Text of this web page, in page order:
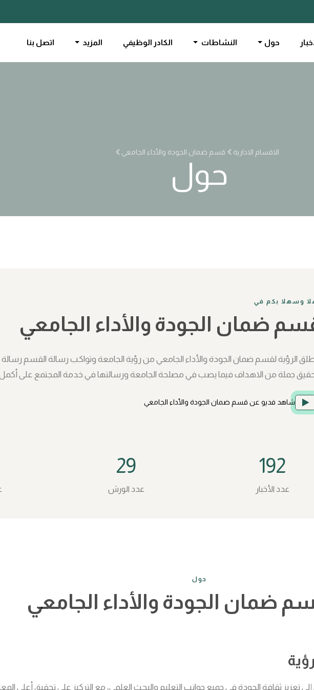
حول النشاطات الكادر الوظيفي المزيد اتصل بنا
الاقسام الادارية قسم ضمان الجودة والأداء الجامعي
حول
وسهلا بكم في
ضمان الجودة والأداء الجامعي
الرؤية لقسم ضمان الجودة والأداء الجامعي من رؤية الجامعة وتواكب رسالة القسم
جملة من الاهداف فيما يصب في مصلحة الجامعة ورسالتها في خدمة المجتمع على
شاهد فديو عن قسم ضمان الجودة والأداء الجامعي
192
عدد الأخبار
29
عدد الورش
حول
ضمان الجودة والأداء الجامعي
تعزيز ثقافة الجودة في جميع جوانب التعليم والبحث العلمي، مع التركيز على تحقيق أعلى